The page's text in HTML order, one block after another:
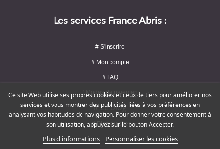
Les services France Abris :
# S'inscrire
# Mon compte
# FAQ
# Modes de paiement
# Le blog
# Plan du site
Ce site Web utilise ses propres cookies et ceux de tiers pour améliorer nos
services et vous montrer des publicités liées à vos préférences en
analysant vos habitudes de navigation. Pour donner votre consentement à
son utilisation, appuyez sur le bouton Accepter.
Plus d'informations Personnaliser les cookies